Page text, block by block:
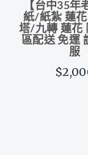
【台中35年
紙/紙紮 蓮
塔/九轉 蓮花
區配送 免運
服